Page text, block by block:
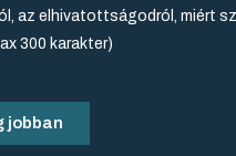
az elhivatottságodról, miért
300 karakter)
jobban